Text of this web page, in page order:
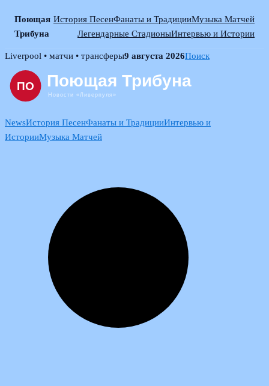
Поющая
Трибуна
История ПесенФанаты и ТрадицииМузыка Матчей
Легендарные СтадионыИнтервью и Истории
Skip
content
Liverpool • матчи • трансферы9 августа 2026Поиск
NewsИстория ПесенФанаты и ТрадицииИнтервью и
ИсторииМузыка Матчей